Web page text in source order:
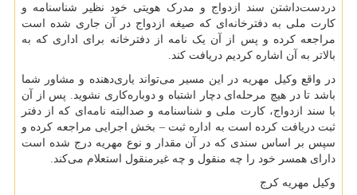
دردست‌داشتن سند ازدواج و مدرک هویتی خود نظیر شناسنامه و
کارت ملی به دفترخانه‌ای که صیغه ازدواج در آن جاری شده است
مراجعه کرده و پس از آن یک نامه از دفترخانه برای اداری که به
بالاتر به آن اشاره کردیم دریافت کند.
در واقع وکیل مهریه در این مسیر می‌تواند یاری‌دهنده و مشاور شما
باشد تا در هیچ مرحله‌ای دچار اشتباه و دوباره‌کاری نشوید. پس از آن
با سند ازدواج، کارت ملی و شناسنامه و صدالبته نامه‌ای که از دفتر
ثبت دریافت کرده است به اداره ثبت – بخش اجرایی مراجعه کرده و
سپس بر اساس سندی که در آن مقدار و نوع مهریه درج شده است
دارای همسر خود را چه منقول و چه غیرمنقول استعلام می‌کند.
وکیل مهریه کرج